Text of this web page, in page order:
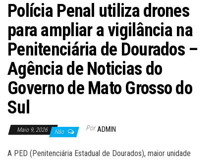
Polícia Penal utiliza drones
para ampliar a vigilância na
Penitenciária de Dourados –
Agência de Noticias do
Governo de Mato Grosso do
Sul
Maio 9, 2026 Não Por ADMIN
A PED (Penitenciária Estadual de Dourados), maior unidade